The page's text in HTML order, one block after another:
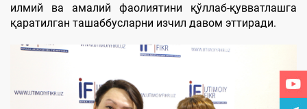
илмий ва амалий фаолиятини қўллаб-қувватлашга
қаратилган ташаббусларни изчил давом эттиради.